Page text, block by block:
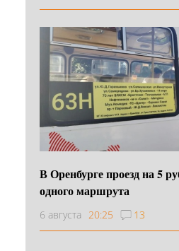
В Оренбурге проезд на 5
одного маршрута
6 августа 20:25 13